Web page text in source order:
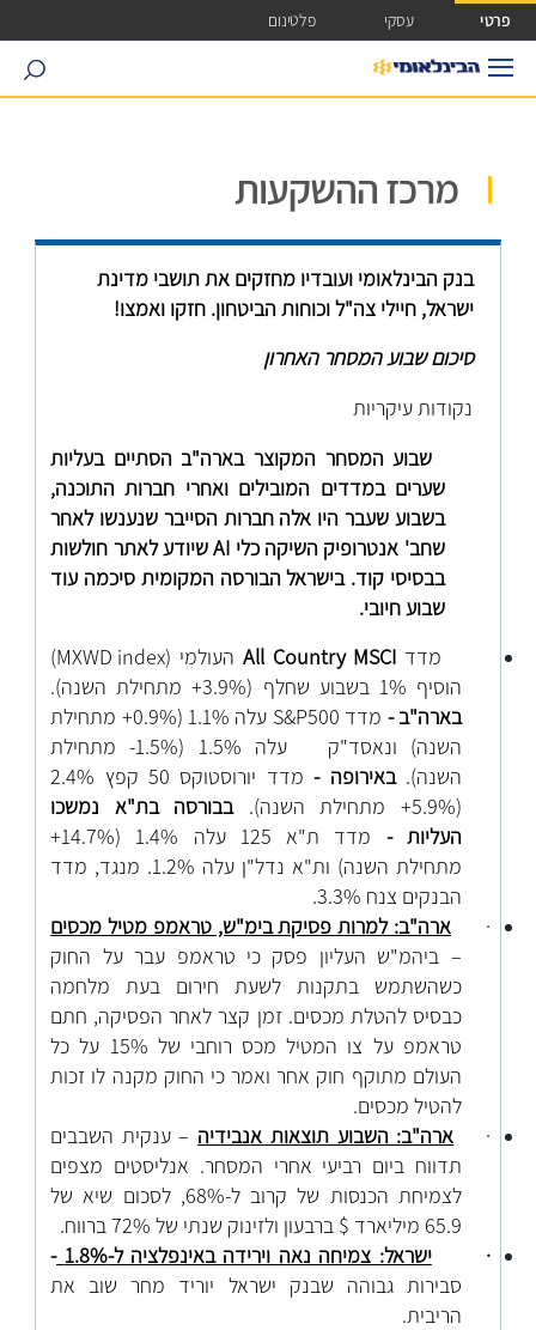
גישה ישירה לכפתור כניסה לחשבונך
פרטי עסקי פלטינום
search
מרכז ההשקעות
בנק הבינלאומי ועובדיו מחזקים את תושבי מדינת
ישראל, חיילי צה"ל וכוחות הביטחון. חזקו ואמצו!
סיכום שבוע המסחר האחרון
נקודות עיקריות
שבוע המסחר המקוצר בארה"ב הסתיים בעליות
שערים במדדים המובילים ואחרי חברות התוכנה,
בשבוע שעבר היו אלה חברות הסייבר שנענשו לאחר
שחב' אנטרופיק השיקה כלי AIשיודע לאתר חולשות
בבסיסי קוד. בישראל הבורסה המקומית סיכמה עוד
שבוע חיובי.
מדד
All Country MSCI העולמי (MXWD index)
הוסיף 1% בשבוע שחלף (3.9%+ מתחילת השנה).
בארה"ב - מדד S&P500
עלה 1.1% (0.9%+ מתחילת
השנה) ונאסד"ק עלה 1.5% (1.5%- מתחילת
השנה). באירופה - מדד יורוסטוקס 50 קפץ 2.4%
(5.9%+ מתחילת השנה).
בבורסה בת"א נמשכו
העליות -
מדד ת"א 125 עלה 1.4% (14.7%+
מתחילת השנה) ות"א נדל"ן עלה 1.2%. מנגד, מדד
הבנקים צנח 3.3%.
·
ארה"ב: למרות פסיקת בימ"ש, טראמפ מטיל מכסים
– ביהמ"ש העליון פסק כי טראמפ עבר על החוק
כשהשתמש בתקנות לשעת חירום בעת מלחמה
כבסיס להטלת מכסים. זמן קצר לאחר הפסיקה, חתם
טראמפ על צו המטיל מכס רוחבי של 15% על כל
העולם מתוקף חוק אחר ואמר כי החוק מקנה לו זכות
להטיל מכסים.
·
ארה"ב: השבוע תוצאות אנבידיה – ענקית השבבים
תדווח ביום רביעי אחרי המסחר. אנליסטים מצפים
לצמיחת הכנסות של קרוב ל-68%, לסכום שיא של
65.9 מיליארד $ ברבעון ולזינוק שנתי של 72% ברווח.
·
ישראל: צמיחה נאה וירידה באינפלציה ל-1.8%
-
סבירות גבוהה שבנק ישראל יוריד מחר שוב את
הריבית.